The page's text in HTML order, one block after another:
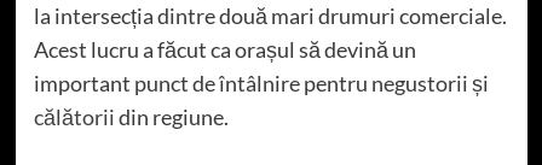
la intersecția dintre două mari drumuri comerciale.
Acest lucru a făcut ca orașul să devină un
important punct de întâlnire pentru negustorii și
călătoriidin regiune.